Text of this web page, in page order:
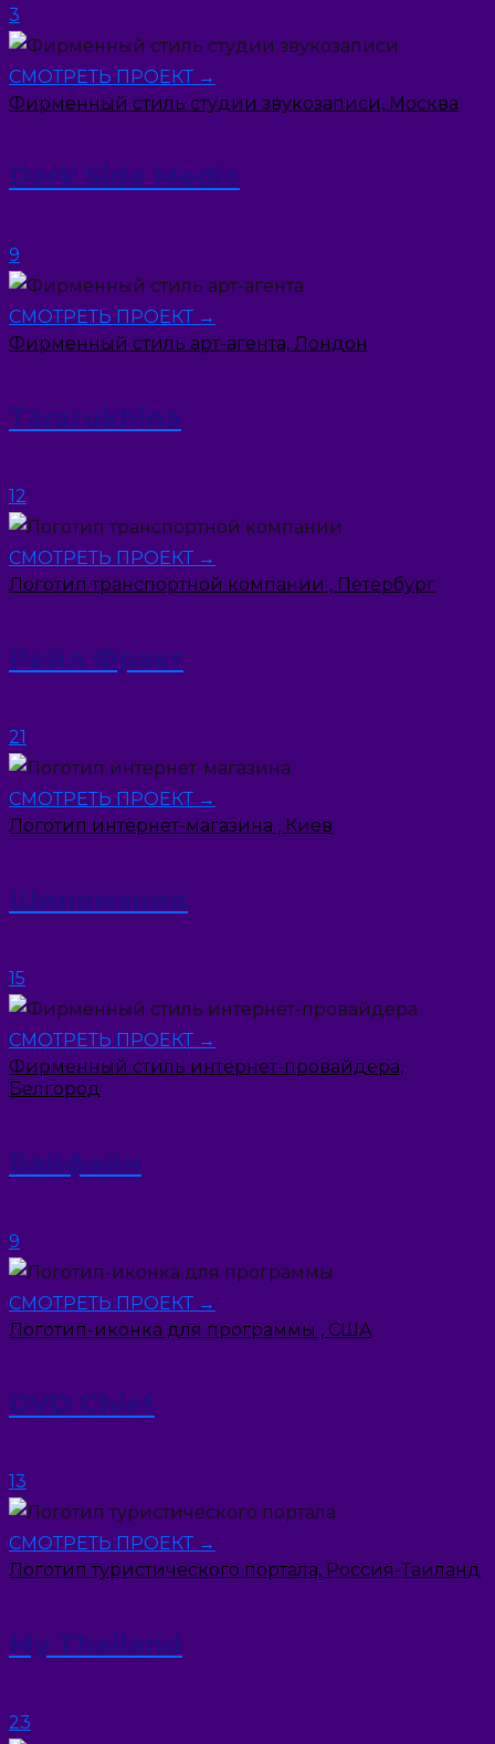
3
СМОТРЕТЬ ПРОЕКТ →
Фирменный стиль студии звукозаписи, Москва
Dark Side Media
9
СМОТРЕТЬ ПРОЕКТ →
Фирменный стиль арт-агента, Лондон
Tararukhina
12
СМОТРЕТЬ ПРОЕКТ →
Логотип транспортной компании , Петербург
Рейл Фрахт
21
СМОТРЕТЬ ПРОЕКТ →
Логотип интернет-магазина , Киев
Шиномания
15
СМОТРЕТЬ ПРОЕКТ →
Фирменный стиль интернет-провайдера,
Белгород
Вайфайн
9
СМОТРЕТЬ ПРОЕКТ →
Логотип-иконка для программы , США
DVD Chief
13
СМОТРЕТЬ ПРОЕКТ →
Логотип туристического портала, Россия-Таиланд
My Thailand
23